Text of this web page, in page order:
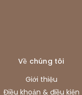
Về chúng tôi
Giới thiệu
Điều khoản & điều kiện